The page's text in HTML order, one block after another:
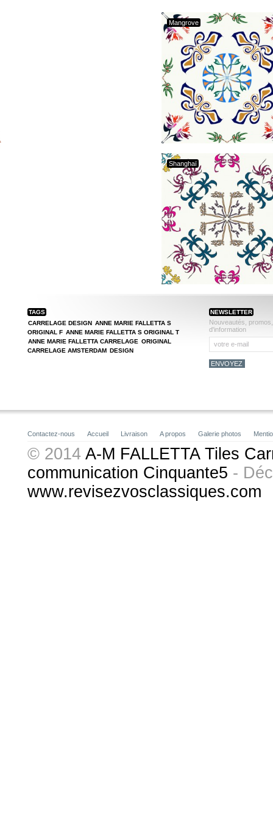
Mangrove
Shanghaï
TAGS
CARRELAGE DESIGN ANNE MARIE FALLETTA S
ORIGINAL F ANNE MARIE FALLETTA S ORIGINAL T
ANNE MARIE FALLETTA CARRELAGE ORIGINAL
CARRELAGE AMSTERDAM DESIGN
NEWSLETTER
Nouveautés,
d'information
Contactez-nous Accueil Livraison A propos Galerie photos
© 2014 A-M FALLETTA Tiles
communication Cinquante5 -
www.revisezvosclassiques.com